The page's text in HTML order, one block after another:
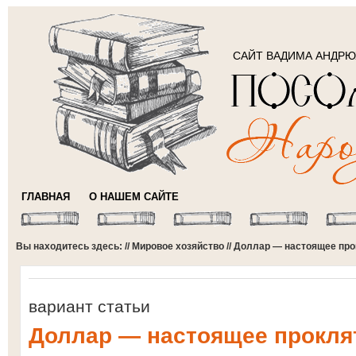
САЙТ ВАДИМА
ГЛАВНАЯ О НАШЕМ САЙТЕ
Вы находитесь здесь: // Мировое хозяйство // Доллар — настоящее
вариант статьи
Доллар — настоящее